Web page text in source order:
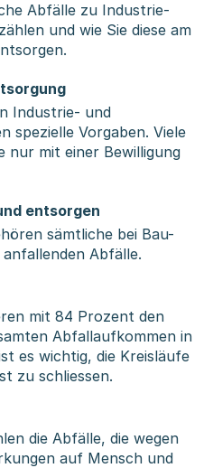
Abfälle zu Industrie-
und wie Sie diese am
Industrie- und
spezielle Vorgaben. Viele
nur mit einer Bewilligung
entsorgen
sämtliche bei Bau-
Abfälle.
mit 84 Prozent den
Abfallaufkommen in
es wichtig, die Kreisläufe
zu schliessen.
die Abfälle, die wegen
auf Mensch und